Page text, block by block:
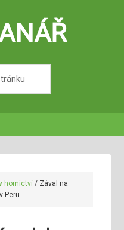
hornictví / Zával na
Peru